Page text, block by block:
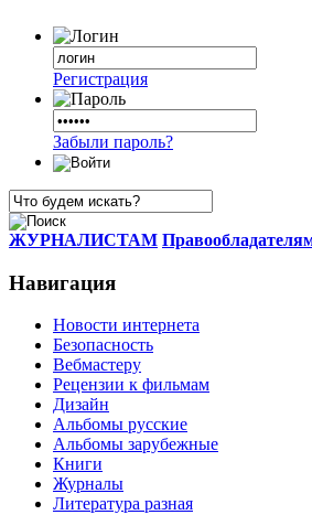
Регистрация
Забыли пароль?
ЖУРНАЛИСТАМ
Навигация
Новости интернета
Безопасность
Вебмастеру
Рецензии к фильмам
Дизайн
Альбомы русские
Альбомы зарубежные
Книги
Журналы
Литература разная